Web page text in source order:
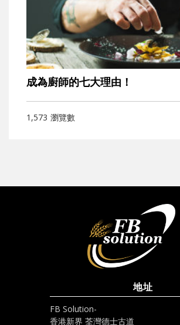
成為廚師的七大理由！
瀏覽數
1,573
地址
FB Solution-
香港新界 荃灣德士古道